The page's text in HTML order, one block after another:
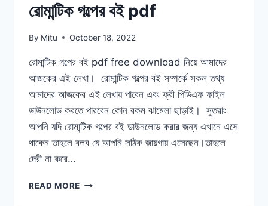
রোমান্টিক গল্পের বই pdf
By Mitu October 18, 2022
রোমান্টিক গল্পের বই pdf free download নিয়ে আমাদের
আজকের এই লেখা। রোমান্টিক গল্পের বই সম্পর্কে সকল তথ্য
আমাদের আজকের এই লেখায় পাবেন এবং ফ্রী পিডিএফ ফাইল
ডাউনলোড করতে পারবেন কোন রকম ঝামেলা ছাড়াই। সুতরাং
আপনি যদি রোমান্টিক গল্পের বই ডাউনলোড করার জন্য এখানে এসে
থাকেন তাহলে বলব যে আপনি সঠিক জায়গায় এসেছেন।তাহলে
দেরী না করে…
READ MORE রোমান্টিক